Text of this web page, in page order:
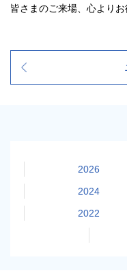
皆さまのご来場、心よりお
2026
2024
2022